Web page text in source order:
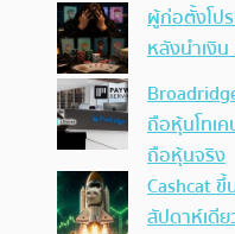
ผู้ก่อตั้งโป
หลังนำเงิ
ถือหุ้นโทเ
ถือหุ้นจริง
Cashcat
สัปดาห์เดี